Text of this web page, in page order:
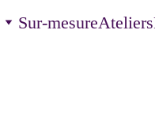
Sur-mesureAteliers